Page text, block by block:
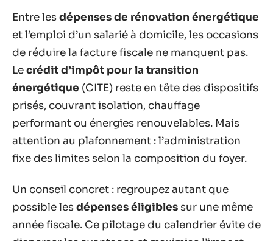
Entre lesdépenses de rénovation énergétique
et l’emploi d’un salarié à domicile, les occasions
de réduire la facture fiscale ne manquent pas.
Lecrédit d’impôt pour la transition
énergétique (CITE) reste en tête des dispositifs
prisés, couvrant isolation, chauffage
performant ou énergies renouvelables. Mais
attention au plafonnement : l’administration
fixe des limites selon la composition du foyer.
Un conseil concret : regroupez autant que
possible lesdépenses éligibles sur une même
année fiscale. Ce pilotage du calendrier évite de